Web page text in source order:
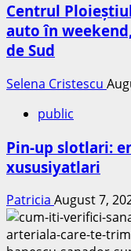
Centrul
auto în
de Sud
Selena Cristescu
public
Pin-up slotlari:
xususiyatlari
Patricia August 7,